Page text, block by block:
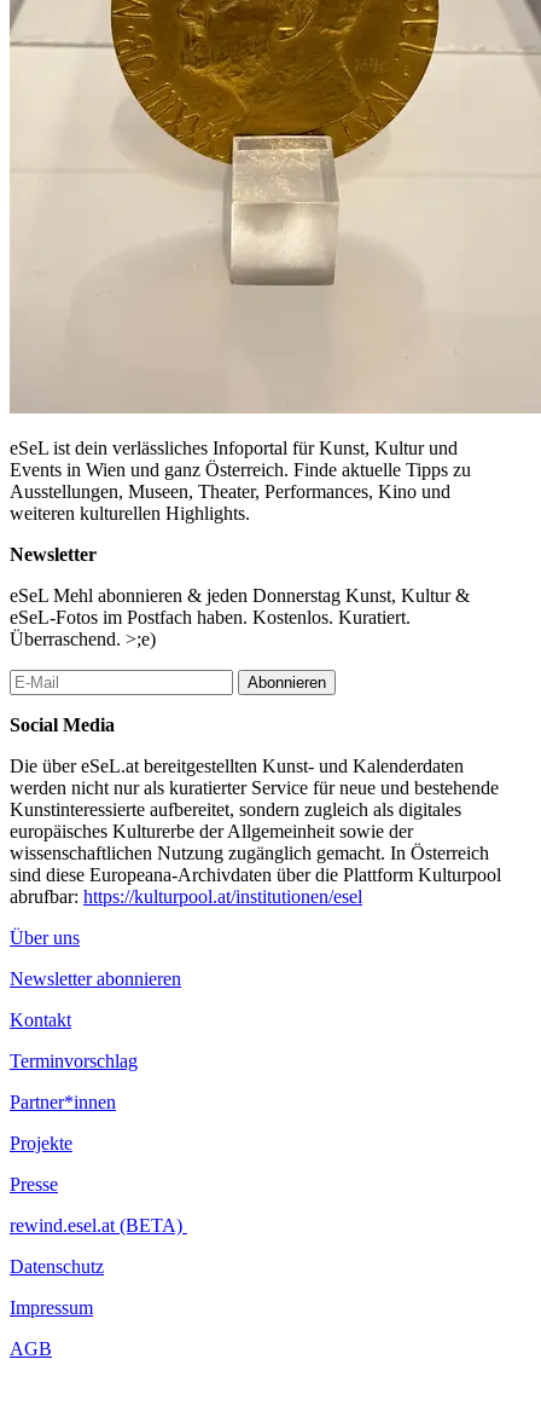
eSeL ist dein verlässliches Infoportal für Kunst, Kultur und
Events in Wien und ganz Österreich. Finde aktuelle Tipps zu
Ausstellungen, Museen, Theater, Performances, Kino und
weiteren kulturellen Highlights.
Newsletter
eSeL Mehl abonnieren & jeden Donnerstag Kunst, Kultur &
eSeL-Fotos im Postfach haben. Kostenlos. Kuratiert.
Überraschend. >;e)
Abonnieren
Social Media
Die über eSeL.at bereitgestellten Kunst- und Kalenderdaten
werden nicht nur als kuratierter Service für neue und bestehende
Kunstinteressierte aufbereitet, sondern zugleich als digitales
europäisches Kulturerbe der Allgemeinheit sowie der
wissenschaftlichen Nutzung zugänglich gemacht. In Österreich
sind diese Europeana-Archivdaten über die Plattform Kulturpool
abrufbar: https://kulturpool.at/institutionen/esel
Über uns
Newsletter abonnieren
Kontakt
Terminvorschlag
Partner*innen
Projekte
Presse
rewind.esel.at (BETA)
Datenschutz
Impressum
AGB